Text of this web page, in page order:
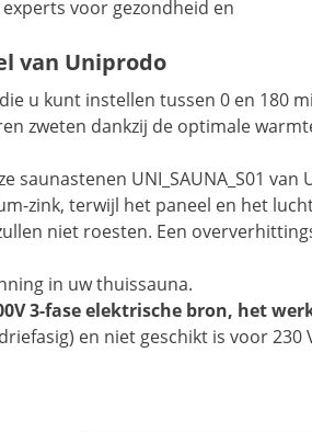
experts voor gezondheid en
van Uniprodo
u kunt instellen tussen 0 en 180
zweten dankzij de optimale
UNI_SAUNA_S01
zink, terwijl het paneel en het
niet roesten. Een
in uw thuissauna.
3-fase elektrische bron, het
en niet geschikt is voor 230